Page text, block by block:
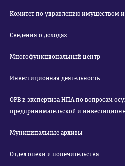
Комитет по управлению имуществом
Сведения о доходах
Многофункциональный центр
Инвестиционная деятельность
ОРВ и экспертиза НПА по вопросам
предпринимательской и
Муниципальные архивы
Отдел опеки и попечительства